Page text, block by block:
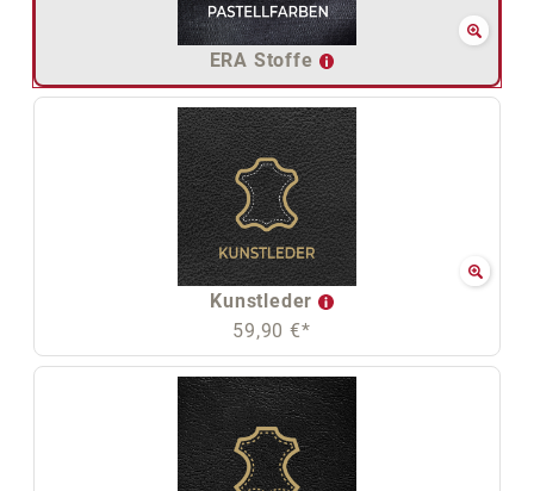
ERA Stoffe
Kunstleder
59,90 €*